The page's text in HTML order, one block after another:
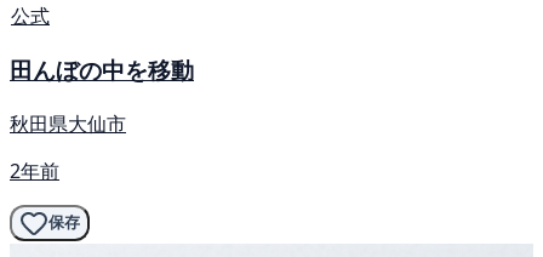
公式
田んぼの中を移動
秋田県大仙市
2年前
保存